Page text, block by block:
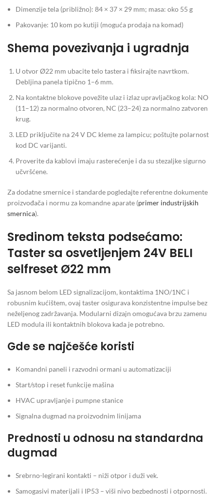
Dimenzije tela (približno): 84 × 37 × 29 mm; masa: oko 55 g
Pakovanje: 10 kom po kutiji (moguća prodaja na komad)
Shema povezivanja i ugradnja
U otvor Ø22 mm ubacite telo tastera i fiksirajte navrtkom.
Debljina panela tipično 1–6 mm.
Na kontaktne blokove povežite ulaz i izlaz upravljačkog kola: NO
(11–12) za normalno otvoren, NC (23–24) za normalno zatvoren
krug.
LED priključite na 24 V DC kleme za lampicu; poštujte polarnost
kod DC varijanti.
Proverite da kablovi imaju rasterećenje i da su stezaljke sigurno
učvršćene.
Za dodatne smernice i standarde pogledajte referentne dokumente
proizvođača i normu za komandne aparate (primer industrijskih
smernica).
Sredinom teksta podsećamo:
Taster sa osvetljenjem 24V BELI
selfreset Ø22 mm
Sa jasnom belom LED signalizacijom, kontaktima 1NO/1NC i
robusnim kućištem, ovaj taster osigurava konzistentne impulse bez
neželjenog zadržavanja. Modularni dizajn omogućava brzu zamenu
LED modula ili kontaktnih blokova kada je potrebno.
Gde se najčešće koristi
Komandni paneli i razvodni ormani u automatizaciji
Start/stop i reset funkcije mašina
HVAC upravljanje i pumpne stanice
Signalna dugmad na proizvodnim linijama
Prednosti u odnosu na standardna
dugmad
Srebrno-legirani kontakti – niži otpor i duži vek.
Samogasivi materijali i IP53 – viši nivo bezbednosti i otpornosti.